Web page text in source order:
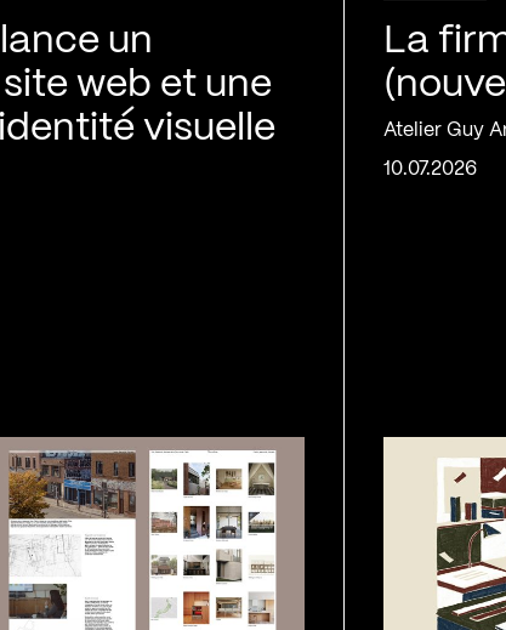
un
web et une
visuelle
La
Atelier Guy
10.07.2026